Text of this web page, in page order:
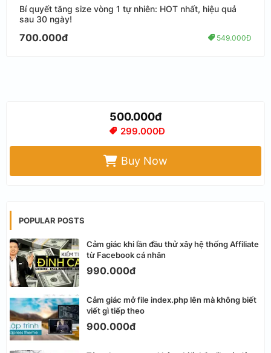
Bí quyết tăng size vòng 1 tự nhiên: HOT nhất, hiệu quả
sau 30 ngày!
700.000đ 549.000Đ
500.000đ
299.000Đ
Buy Now
POPULAR POSTS
Cảm giác khi lần đầu thử xây hệ thống Affiliate
từ Facebook cá nhân
990.000đ
Cảm giác mở file index.php lên mà không biết
viết gì tiếp theo
900.000đ